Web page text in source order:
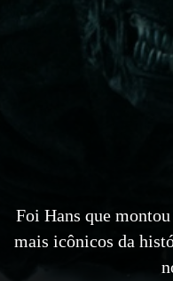
Foi Hans que
mais icônicos da